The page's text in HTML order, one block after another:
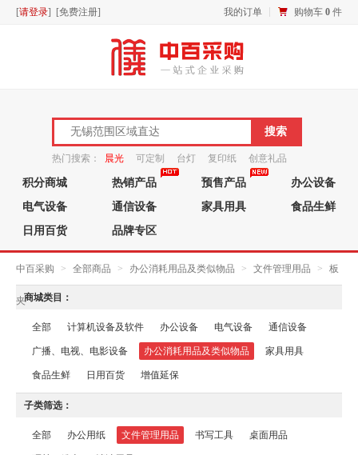
[请登录] [免费注册] 我的订单 购物车 0 件
热门搜索： 晨光 可定制 台灯 复印纸 创意礼品
笔芯
积分商城 热销产品 预售产品
办公设备
电气设备
通信设备 家具用具
食品生鲜
日用百货
品牌专区
中百采购 > 全部商品 > 办公消耗用品及类似物品 > 文件管理用品 > 板
夹商城类目：
全部 计算机设备及软件 办公设备 电气设备 通信设备
广播、电视、电影设备 办公消耗用品及类似物品 家具用具
食品生鲜 日用百货 增值延保
子类筛选：
全部 办公用纸 文件管理用品 书写工具 桌面用品